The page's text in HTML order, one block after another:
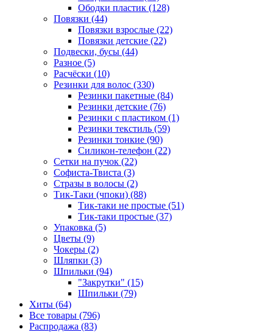
Ободки пластик (128)
Повязки (44)
Повязки взрослые (22)
Повязки детские (22)
Подвески, бусы (44)
Разное (5)
Расчёски (10)
Резинки для волос (330)
Резинки пакетные (84)
Резинки детские (76)
Резинки с пластиком (1)
Резинки текстиль (59)
Резинки тонкие (90)
Силикон-телефон (22)
Сетки на пучок (22)
Софиста-Твиста (3)
Стразы в волосы (2)
Тик-Таки (чпоки) (88)
Тик-таки не простые (51)
Тик-таки простые (37)
Упаковка (5)
Цветы (9)
Чокеры (2)
Шляпки (3)
Шпильки (94)
"Закрутки" (15)
Шпильки (79)
Хиты (64)
Все товары (796)
Распродажа (83)